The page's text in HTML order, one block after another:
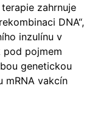
zahrnuje
DNA“,
inzulínu v
pod pojmem
genetickou
mRNA vakcín